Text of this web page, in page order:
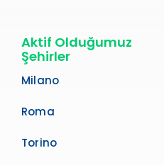
Aktif Olduğumuz
Şehirler
Milano
Roma
Torino